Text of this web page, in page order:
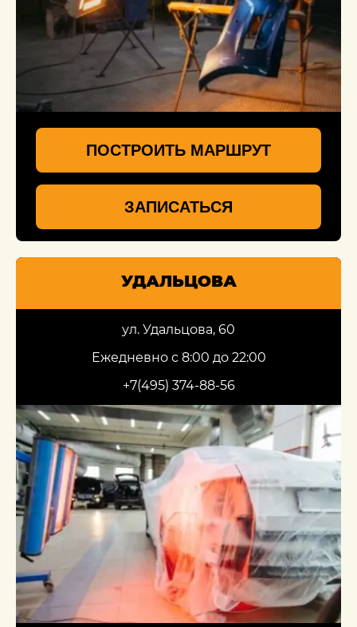
ПОСТРОИТЬ МАРШРУТ
ЗАПИСАТЬСЯ
УДАЛЬЦОВА
ул. Удальцова, 60
Ежедневно с 8:00 до 22:00
+7(495) 374-88-56